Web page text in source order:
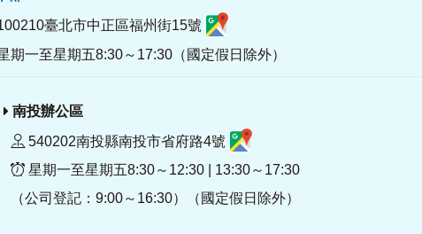
臺北市中正區福州街15號
期一至星期五8:30～17:30（國定假日除外）
南投辦公區
540202南投縣南投市省府路4號
星期一至星期五8:30～12:30 | 13:30～17:30
（公司登記：9:00～16:30）（國定假日除外）